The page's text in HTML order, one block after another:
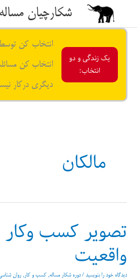
محتوا
شکارچیان مساله
یک زندگی و دو
انتخاب:
انتخاب کن
انتخاب کن
دیگری درکار
مالکان
تصویر کسب وکار
واقعیت
دیدگاه‌ خود را بنویسید /دوره شکار مساله, کسب و کار, روان